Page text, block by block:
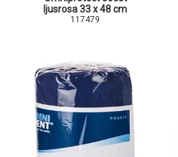
ljusrosa 33 x 48 cm
117479